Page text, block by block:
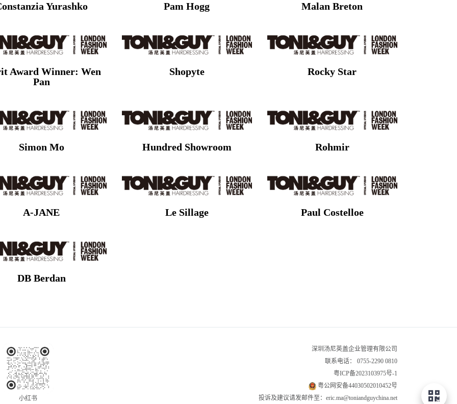
Yurashko Pam Hogg Malan Breton
Award Winner: Wen
Pan
Shopyte Rocky Star
Simon Mo Hundred Showroom Rohmir
A-JANE Le Sillage Paul Costelloe
DB Berdan
小红书
深圳汤尼英盖企业管理有限公司
联系电话： 0755-2290 0810
粤ICP备2023103975号-1
粤公网安备44030502010452号
投诉及建议请发邮件至：eric.ma@toniandguychina.net